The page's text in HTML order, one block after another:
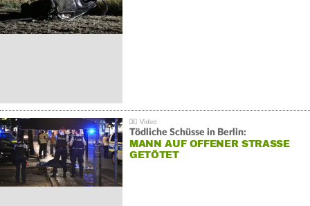
Tödliche Schüsse in Berlin:
MANN AUF OFFENER STRASSE G
ETÖTET